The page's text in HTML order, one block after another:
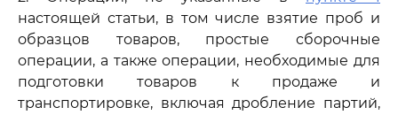
настоящей статьи, в том числе взятие проб и
образцов товаров, простые сборочные
операции, а также операции, необходимые для
подготовки товаров к продаже и
транспортировке, включая дробление партий,